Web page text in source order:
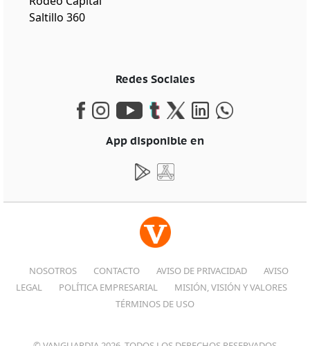
Saltillo 360
Redes Sociales
App disponible en
NOSOTROS CONTACTO AVISO DE PRIVACIDAD
AVISO
LEGAL
POLÍTICA EMPRESARIAL
MISIÓN, VISIÓN Y VALORES
TÉRMINOS DE USO